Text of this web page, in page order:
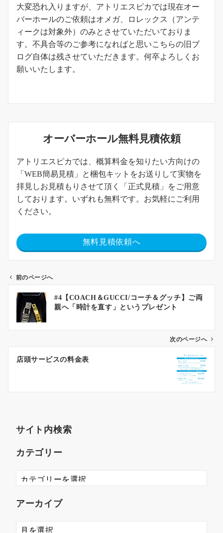
大変恐れ入りますが、アトリエスピカでは現在オー
バーホールのご依頼はオメガ、ロレックス（アンテ
ィークは対象外）のみとさせていただいておりま
す。不具合等のご参考になればと思いこちらの旧ブ
ログ自体は残させていただきます。何卒よろしくお
願いいたします。
オーバーホール無料見積依頼
アトリエスピカでは、概算料金を知りたい方向けの
「WEB簡易見積」と梱包キットをお送りして実物を
拝見しお見積もりさせて頂く「正式見積」をご用意
しております。いずれも無料です。お気軽にご利用
ください。
無料見積依頼へ
前のページへ
#4【COACH＆GUCCI/コーチ＆グッチ】ご両
親へ「時計を直す」というプレゼント
次のページへ
店頭サービスの料金表
サイト内検索
カテゴリー
アーカイブ